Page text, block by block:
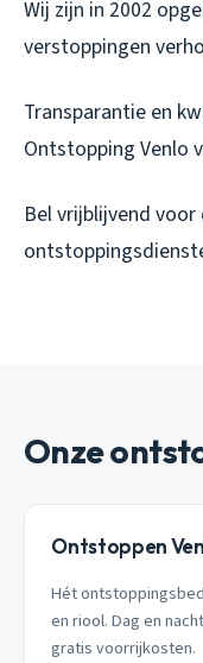
Wij zijn in 2002
verstoppingen
Transparantie en
Ontstopping Venlo
Bel vrijblijvend
Onze
Ontstoppen
Hét
en riool. Dag en
gratis voorrijkosten.